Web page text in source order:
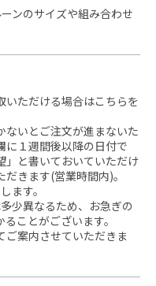
ンのサイズや組み合わせ
いただける場合はこちらを
ないとご注文が進まないた
に１週間後以降の日付で
」と書いておいていただけ
きます(営業時間内)。
ます。
少異なるため、お急ぎの
ことがございます。
ご案内させていただきま